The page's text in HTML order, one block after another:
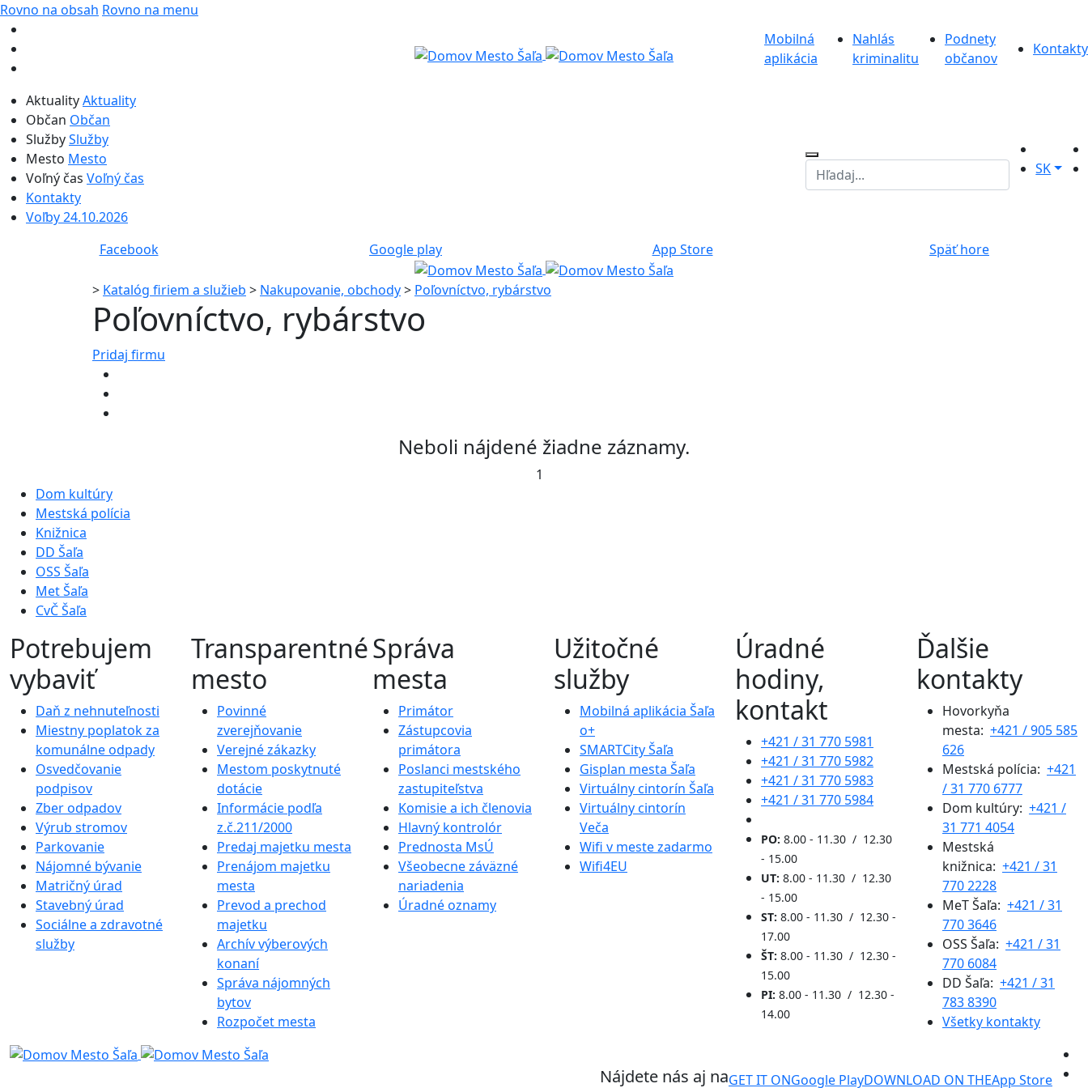
Rovno na obsah Rovno na menu
Mobilná
aplikácia
Nahlás
kriminalitu
Podnety
občanov
Kontakty
AktualityAktuality
Občan Občan
SlužbySlužby
Mesto Mesto
Voľný čas Voľný čas
Kontakty
Voľby 24.10.2026
SK
Facebook Google play App Store Späť hore
> Katalóg firiem a služieb > Nakupovanie, obchody> Poľovníctvo, rybárstvo
Poľovníctvo, rybárstvo
Pridaj firmu
Neboli nájdené žiadne záznamy.
1
Dom kultúry
Mestská polícia
Knižnica
DD Šaľa
OSS Šaľa
Met Šaľa
CvČ Šaľa
Potrebujem
vybaviť
Daň z nehnuteľnosti
Miestny poplatok za
komunálne odpady
Osvedčovanie
podpisov
Zber odpadov
Výrub stromov
Parkovanie
Nájomné bývanie
Matričný úrad
Stavebný úrad
Sociálne a zdravotné
služby
Transparentné
mesto
Povinné
zverejňovanie
Verejné zákazky
Mestom poskytnuté
dotácie
Informácie podľa
z.č.211/2000
Predaj majetku mesta
Prenájom majetku
mesta
Prevod a prechod
majetku
Archív výberových
konaní
Správa nájomných
bytov
Rozpočet mesta
Správa
mesta
Primátor
Zástupcovia
primátora
Poslanci mestského
zastupiteľstva
Komisie a ich členovia
Hlavný kontrolór
Prednosta MsÚ
Všeobecne záväzné
nariadenia
Úradné oznamy
Užitočné
služby
Mobilná aplikácia Šaľa
o+
SMARTCity Šaľa
Gisplan mesta Šaľa
Virtuálny cintorín Šaľa
Virtuálny cintorín
Veča
Wifi v meste zadarmo
Wifi4EU
Úradné
hodiny,
kontakt
+421 / 31 770 5981
+421 / 31 770 5982
+421 / 31 770 5983
+421 / 31 770 5984
PO: 8.00 - 11.30 / 12.30
- 15.00
UT: 8.00 - 11.30 / 12.30
- 15.00
ST: 8.00 - 11.30 / 12.30 -
17.00
ŠT: 8.00 - 11.30 / 12.30 -
15.00
PI: 8.00 - 11.30 / 12.30 -
14.00
Ďalšie
kontakty
Hovorkyňa
mesta: +421 / 905 585
626
Mestská polícia: +421
/ 31 770 6777
Dom kultúry: +421 /
31 771 4054
Mestská
knižnica: +421 / 31
770 2228
MeT Šaľa: +421 / 31
770 3646
OSS Šaľa: +421 / 31
770 6084
DD Šaľa: +421 / 31
783 8390
Všetky kontakty
Nájdete nás aj naGET IT ONGoogle PlayDOWNLOAD ON THEApp Store